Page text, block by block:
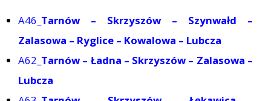
A46_ Tarnów – Skrzyszów – Szynwałd –
Zalasowa – Ryglice – Kowalowa – Lubcza
A62_ Tarnów – Ładna – Skrzyszów – Zalasowa –
Lubcza